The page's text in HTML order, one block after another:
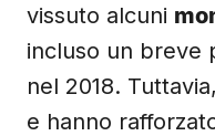
vissuto alcuni
incluso un breve
nel 2018.
e hanno